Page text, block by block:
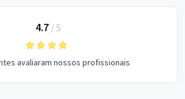
4.7 / 5
avaliaram nossos profissionais